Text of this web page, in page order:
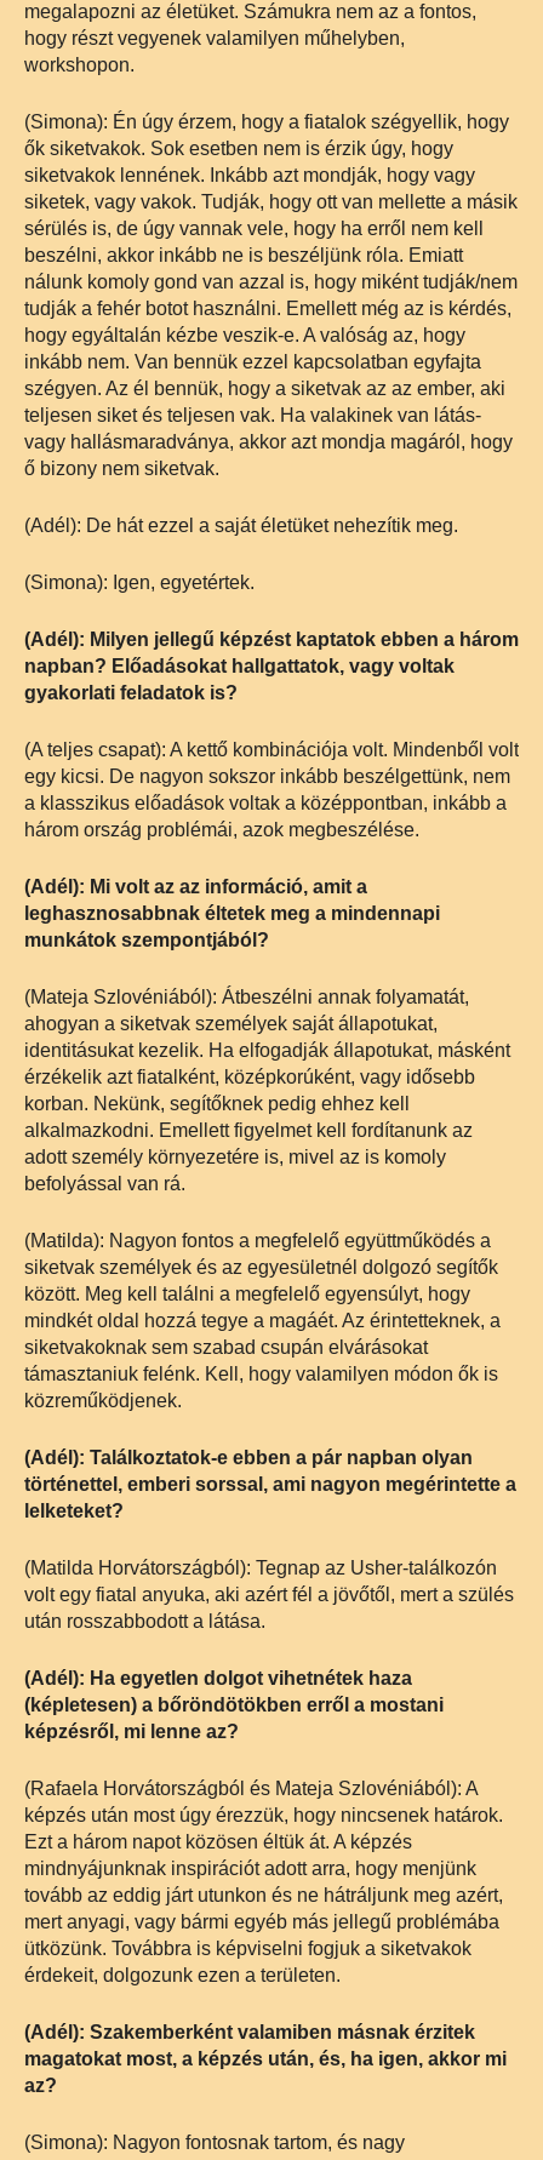
megalapozni az életüket. Számukra nem az a fontos,
hogy részt vegyenek valamilyen műhelyben,
workshopon.
(Simona): Én úgy érzem, hogy a fiatalok szégyellik, hogy
ők siketvakok. Sok esetben nem is érzik úgy, hogy
siketvakok lennének. Inkább azt mondják, hogy vagy
siketek, vagy vakok. Tudják, hogy ott van mellette a másik
sérülés is, de úgy vannak vele, hogy ha erről nem kell
beszélni, akkor inkább ne is beszéljünk róla. Emiatt
nálunk komoly gond van azzal is, hogy miként tudják/nem
tudják a fehér botot használni. Emellett még az is kérdés,
hogy egyáltalán kézbe veszik-e. A valóság az, hogy
inkább nem. Van bennük ezzel kapcsolatban egyfajta
szégyen. Az él bennük, hogy a siketvak az az ember, aki
teljesen siket és teljesen vak. Ha valakinek van látás-
vagy hallásmaradványa, akkor azt mondja magáról, hogy
ő bizony nem siketvak.
(Adél): De hát ezzel a saját életüket nehezítik meg.
(Simona): Igen, egyetértek.
(Adél): Milyen jellegű képzést kaptatok ebben a három
napban? Előadásokat hallgattatok, vagy voltak
gyakorlati feladatok is?
(A teljes csapat): A kettő kombinációja volt. Mindenből volt
egy kicsi. De nagyon sokszor inkább beszélgettünk, nem
a klasszikus előadások voltak a középpontban, inkább a
három ország problémái, azok megbeszélése.
(Adél): Mi volt az az információ, amit a
leghasznosabbnak éltetek meg a mindennapi
munkátok szempontjából?
(Mateja Szlovéniából): Átbeszélni annak folyamatát,
ahogyan a siketvak személyek saját állapotukat,
identitásukat kezelik. Ha elfogadják állapotukat, másként
érzékelik azt fiatalként, középkorúként, vagy idősebb
korban. Nekünk, segítőknek pedig ehhez kell
alkalmazkodni. Emellett figyelmet kell fordítanunk az
adott személy környezetére is, mivel az is komoly
befolyással van rá.
(Matilda): Nagyon fontos a megfelelő együttműködés a
siketvak személyek és az egyesületnél dolgozó segítők
között. Meg kell találni a megfelelő egyensúlyt, hogy
mindkét oldal hozzá tegye a magáét. Az érintetteknek, a
siketvakoknak sem szabad csupán elvárásokat
támasztaniuk felénk. Kell, hogy valamilyen módon ők is
közreműködjenek.
(Adél): Találkoztatok-e ebben a pár napban olyan
történettel, emberi sorssal, ami nagyon megérintette a
lelketeket?
(Matilda Horvátországból): Tegnap az Usher-találkozón
volt egy fiatal anyuka, aki azért fél a jövőtől, mert a szülés
után rosszabbodott a látása.
(Adél): Ha egyetlen dolgot vihetnétek haza
(képletesen) a bőröndötökben erről a mostani
képzésről, mi lenne az?
(Rafaela Horvátországból és Mateja Szlovéniából): A
képzés után most úgy érezzük, hogy nincsenek határok.
Ezt a három napot közösen éltük át. A képzés
mindnyájunknak inspirációt adott arra, hogy menjünk
tovább az eddig járt utunkon és ne hátráljunk meg azért,
mert anyagi, vagy bármi egyéb más jellegű problémába
ütközünk. Továbbra is képviselni fogjuk a siketvakok
érdekeit, dolgozunk ezen a területen.
(Adél): Szakemberként valamiben másnak érzitek
magatokat most, a képzés után, és, ha igen, akkor mi
az?
(Simona): Nagyon fontosnak tartom, és nagy